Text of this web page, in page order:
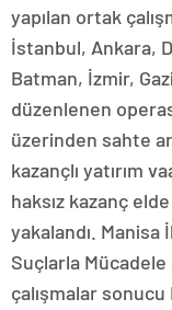
yapılan ortak
İstanbul, Ankara,
Batman, İzmir,
düzenlenen
üzerinden sahte
kazançlı yatırım
haksız kazanç
yakalandı. Manisa
Suçlarla
çalışmalar